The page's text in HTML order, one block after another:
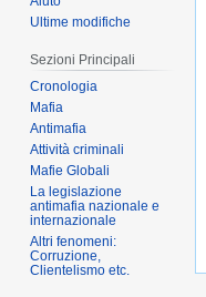
Ultime modifiche
Sezioni Principali
Cronologia
Mafia
Antimafia
Attività criminali
Mafie Globali
La legislazione
antimafia nazionale e
internazionale
Altri fenomeni:
Corruzione,
Clientelismo etc.